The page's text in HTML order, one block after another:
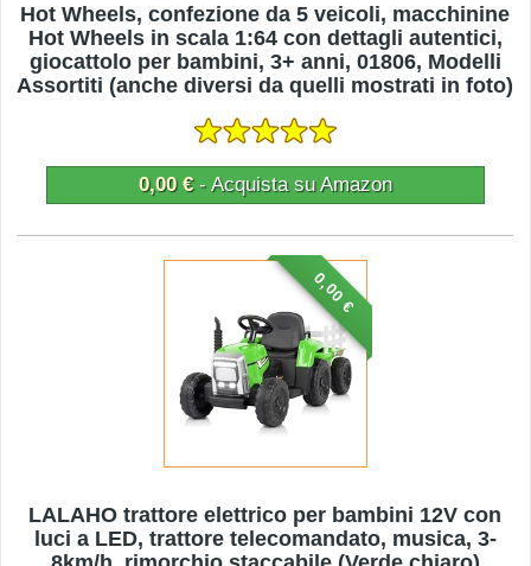
Hot Wheels, confezione da 5 veicoli, macchinine
Hot Wheels in scala 1:64 con dettagli autentici,
giocattolo per bambini, 3+ anni, 01806, Modelli
Assortiti (anche diversi da quelli mostrati in foto)
0,00 €- Acquista su Amazon
0,00 €
LALAHO trattore elettrico per bambini 12V con
luci a LED, trattore telecomandato, musica, 3-